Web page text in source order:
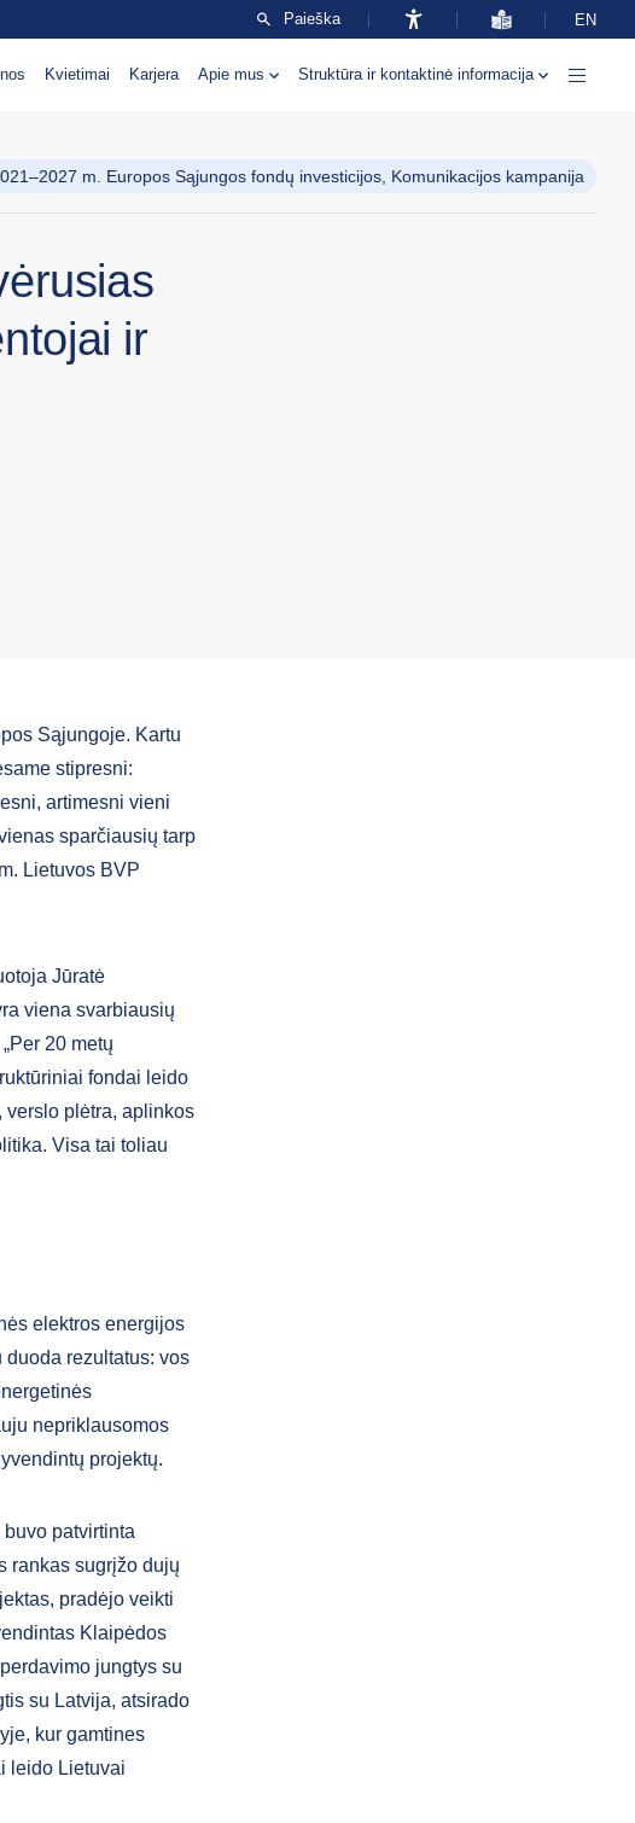
Paieška EN
Kvietimai Karjera Apie mus Struktūra ir kontaktinė informacija
m. Europos Sąjungos fondų investicijos, Komunikacijos kampanija
ir
Sąjungoje. Kartu
stipresni:
artimesni vieni
sparčiausių tarp
Lietuvos BVP
Jūratė
viena svarbiausių
20 metų
fondai leido
verslo plėtra, aplinkos
Visa tai toliau
elektros energijos
rezultatus: vos
nepriklausomos
projektų.
patvirtinta
rankas sugrįžo dujų
pradėjo veikti
Klaipėdos
jungtys su
su Latvija, atsirado
kur gamtines
leido Lietuvai